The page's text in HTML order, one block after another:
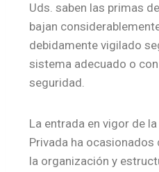
Uds. saben las primas
bajan
debidamente vigilado
sistema adecuado o
seguridad.
La entrada en vigor de
Privada ha
la organización y